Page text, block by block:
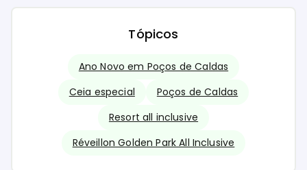
Tópicos
Ano Novo em Poços de Caldas
Ceia especial
Poços de Caldas
Resort all inclusive
Réveillon Golden Park All Inclusive